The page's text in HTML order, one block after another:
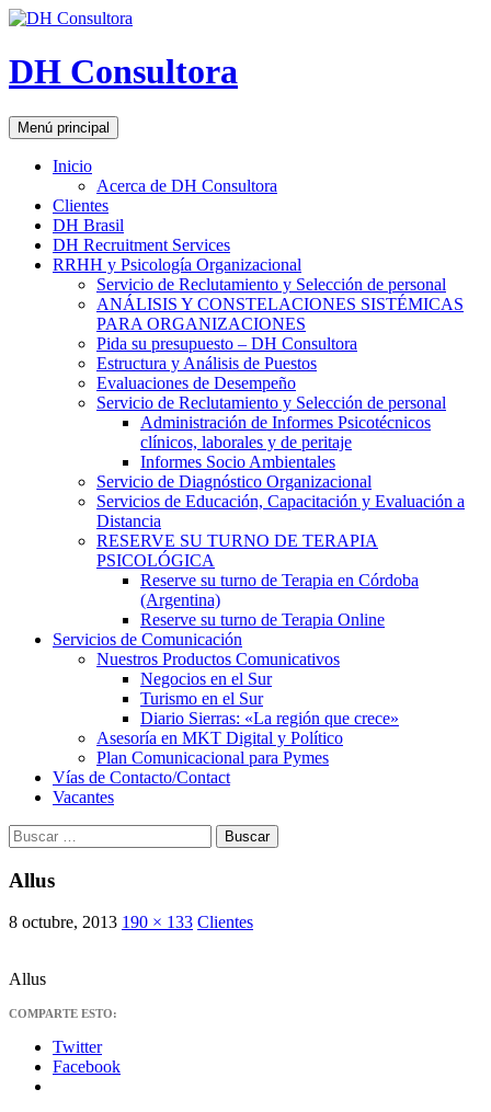
DH Consultora
Buscar
Menú principal
Saltar
al
Inicio
Acerca de DH Consultora
Clientes
DH Brasil
DH Recruitment Services
RRHH y Psicología Organizacional
Servicio de Reclutamiento y Selección de personal
ANÁLISIS Y CONSTELACIONES SISTÉMICAS
PARA ORGANIZACIONES
Pida su presupuesto – DH Consultora
Estructura y Análisis de Puestos
Evaluaciones de Desempeño
Servicio de Reclutamiento y Selección de personal
Administración de Informes Psicotécnicos
clínicos, laborales y de peritaje
Informes Socio Ambientales
Servicio de Diagnóstico Organizacional
Servicios de Educación, Capacitación y Evaluación a
Distancia
RESERVE SU TURNO DE TERAPIA
PSICOLÓGICA
Reserve su turno de Terapia en Córdoba
(Argentina)
Reserve su turno de Terapia Online
Servicios de Comunicación
Nuestros Productos Comunicativos
Negocios en el Sur
Turismo en el Sur
Diario Sierras: «La región que crece»
Asesoría en MKT Digital y Político
Plan Comunicacional para Pymes
Vías de Contacto/Contact
Vacantes
Buscar:
Allus
8 octubre, 2013 190 × 133 Clientes
Allus
COMPARTE ESTO:
Twitter
Facebook